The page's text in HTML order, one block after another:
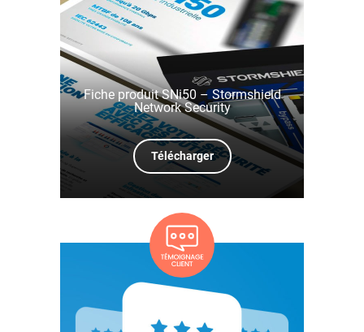
Fiche produit SNi50 – Stormshield
Network Security
Télécharger